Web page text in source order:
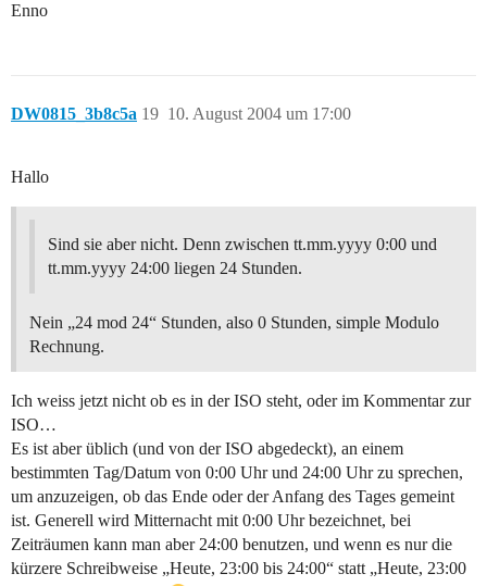
Enno
DW0815_3b8c5a 10. August 2004 um 17:00
19
Hallo
Sind sie aber nicht. Denn zwischen tt.mm.yyyy 0:00 und
tt.mm.yyyy 24:00 liegen 24 Stunden.
Nein „24 mod 24“ Stunden, also 0 Stunden, simple Modulo
Rechnung.
Ich weiss jetzt nicht ob es in der ISO steht, oder im Kommentar zur
ISO…
Es ist aber üblich (und von der ISO abgedeckt), an einem
bestimmten Tag/Datum von 0:00 Uhr und 24:00 Uhr zu sprechen,
um anzuzeigen, ob das Ende oder der Anfang des Tages gemeint
ist. Generell wird Mitternacht mit 0:00 Uhr bezeichnet, bei
Zeiträumen kann man aber 24:00 benutzen, und wenn es nur die
kürzere Schreibweise „Heute, 23:00 bis 24:00“ statt „Heute, 23:00